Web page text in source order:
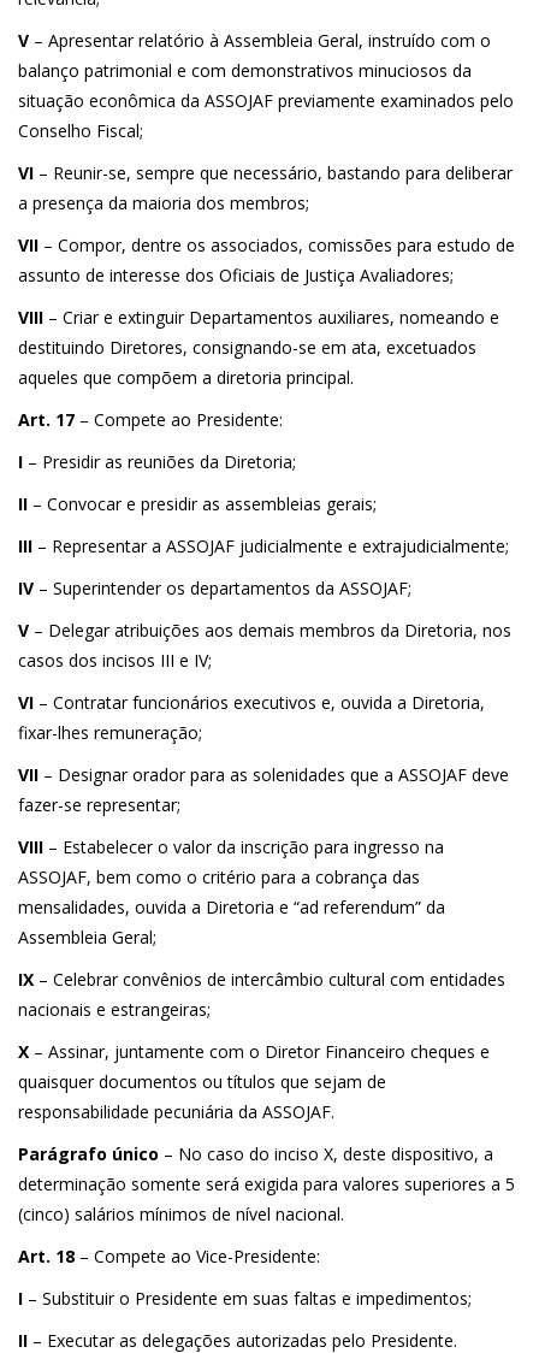
V – Apresentar relatório à Assembleia Geral, instruído com o
balanço patrimonial e com demonstrativos minuciosos da
situação econômica da ASSOJAF previamente examinados pelo
Conselho Fiscal;
VI – Reunir-se, sempre que necessário, bastando para deliberar
a presença da maioria dos membros;
VII – Compor, dentre os associados, comissões para estudo de
assunto de interesse dos Oficiais de Justiça Avaliadores;
VIII – Criar e extinguir Departamentos auxiliares, nomeando e
destituindo Diretores, consignando-se em ata, excetuados
aqueles que compõem a diretoria principal.
Art. 17 – Compete ao Presidente:
I – Presidir as reuniões da Diretoria;
II – Convocar e presidir as assembleias gerais;
III – Representar a ASSOJAF judicialmente e extrajudicialmente;
IV – Superintender os departamentos da ASSOJAF;
V – Delegar atribuições aos demais membros da Diretoria, nos
casos dos incisos III e IV;
VI – Contratar funcionários executivos e, ouvida a Diretoria,
fixar-lhes remuneração;
VII – Designar orador para as solenidades que a ASSOJAF deve
fazer-se representar;
VIII – Estabelecer o valor da inscrição para ingresso na
ASSOJAF, bem como o critério para a cobrança das
mensalidades, ouvida a Diretoria e “ad referendum” da
Assembleia Geral;
IX – Celebrar convênios de intercâmbio cultural com entidades
nacionais e estrangeiras;
X – Assinar, juntamente com o Diretor Financeiro cheques e
quaisquer documentos ou títulos que sejam de
responsabilidade pecuniária da ASSOJAF.
Parágrafo único – No caso do inciso X, deste dispositivo, a
determinação somente será exigida para valores superiores a 5
(cinco) salários mínimos de nível nacional.
Art. 18 – Compete ao Vice-Presidente:
I – Substituir o Presidente em suas faltas e impedimentos;
II – Executar as delegações autorizadas pelo Presidente.